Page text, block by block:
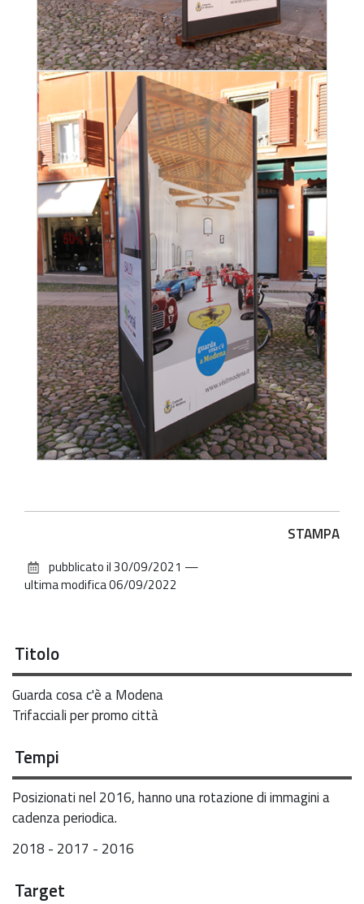
documento
STAMPA
pubblicato il30/09/2021 —
ultima modifica06/09/2022
Titolo
Guarda cosa c'è a Modena
Trifacciali per promo città
Tempi
Posizionati nel 2016, hanno una rotazione di immagini a
cadenza periodica.
2018 - 2017 - 2016
Target